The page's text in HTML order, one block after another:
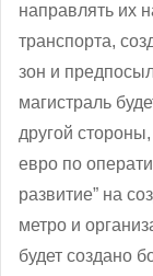
направлять их
транспорта,
зон и
магистраль
другой
евро по
развитие” на
метро и
будет создано